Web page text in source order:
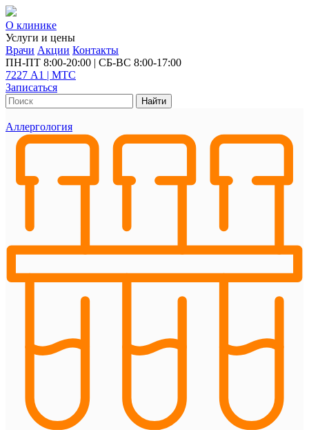
О клинике
Услуги и цены
Врачи Акции Контакты
ПН-ПТ 8:00-20:00 | СБ-ВС 8:00-17:00
7227 А1 | МТС
Записаться
Найти
Аллергология